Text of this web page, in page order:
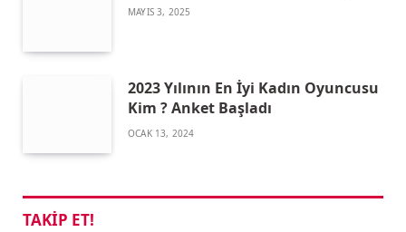
MAYIS 3, 2025
2023 Yılının En İyi Kadın Oyuncusu
Kim ? Anket Başladı
OCAK 13, 2024
TAKIP ET!